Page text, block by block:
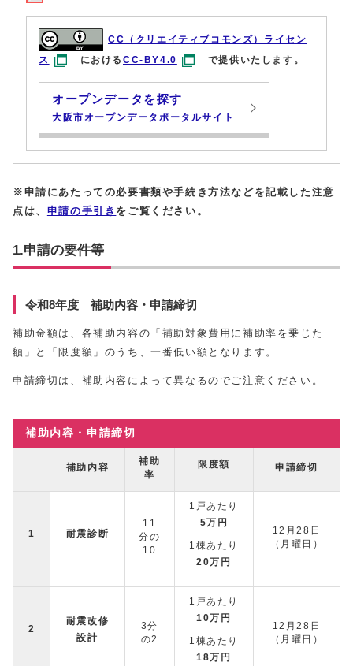
CC（クリエイティブコモンズ）ライセン
ス
におけるCC-BY4.0 で提供いたします。
オープンデータを探す
大阪市オープンデータポータルサイト
※申請にあたっての必要書類や手続き方法などを記載した注意
点は、 申請の手引き をご覧ください。
1.申請の要件等
令和8年度 補助内容・申請締切
補助金額は、各補助内容の「補助対象費用に補助率を乗じた
額」と「限度額」のうち、一番低い額となります。
申請締切は、補助内容によって異なるのでご注意ください。
補助内容・申請締切
補助内容
補助
率
限度額 申請締切
1 耐震診断
11
分の
10
1戸あたり
5万円
1棟あたり
20万円
12月28日
（月曜日）
2
耐震改修
設計
3分
の2
1戸あたり
10万円
1棟あたり
18万円
12月28日
（月曜日）